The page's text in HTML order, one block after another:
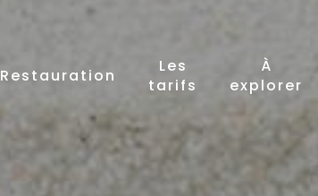
Restauration
Les
tarifs
À
explorer